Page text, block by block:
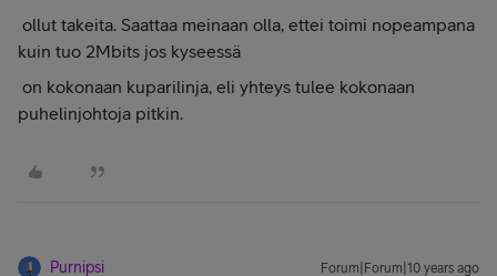
ollut takeita. Saattaa meinaan olla, ettei toimi nopeampana
kuin tuo 2Mbits jos kyseessä
on kokonaan kuparilinja, eli yhteys tulee kokonaan
puhelinjohtoja pitkin.
Purnipsi Forum|Forum|10 years ago